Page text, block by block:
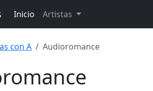
Inicio Artistas
con A Audioromance